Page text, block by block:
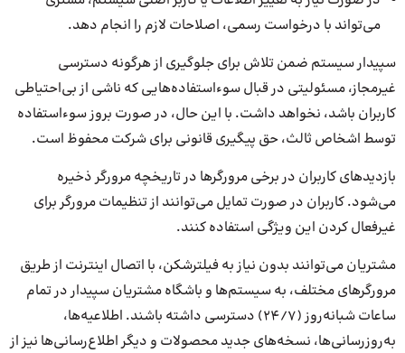
می‌تواند با درخواست رسمی، اصلاحات لازم را انجام دهد.
سپیدار سیستم ضمن تلاش برای جلوگیری از هرگونه دسترسی
غیرمجاز، مسئولیتی در قبال سوءاستفاده‌هایی که ناشی از بی‌احتیاطی
کاربران باشد، نخواهد داشت. با این حال، در صورت بروز سوءاستفاده
توسط اشخاص ثالث، حق پیگیری قانونی برای شرکت محفوظ است.
بازدیدهای کاربران در برخی مرورگرها در تاریخچه مرورگر ذخیره
می‌شود. کاربران در صورت تمایل می‌توانند از تنظیمات مرورگر برای
غیرفعال کردن این ویژگی استفاده کنند.
مشتریان می‌توانند بدون نیاز به فیلترشکن، با اتصال اینترنت از طریق
مرورگرهای مختلف، به سیستم‌ها و باشگاه مشتریان سپیدار در تمام
ساعات شبانه‌روز (24/7) دسترسی داشته باشند. اطلاعیه‌ها،
به‌روزرسانی‌ها، نسخه‌های جدید محصولات و دیگر اطلاع‌رسانی‌ها نیز از